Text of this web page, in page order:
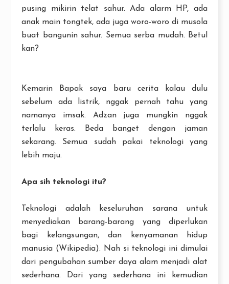
pusing mikirin telat sahur. Ada alarm HP, ada
anak main tongtek, ada juga woro-woro di musola
buat bangunin sahur. Semua serba mudah. Betul
kan?
Kemarin Bapak saya baru cerita kalau dulu
sebelum ada listrik, nggak pernah tahu yang
namanya imsak. Adzan juga mungkin nggak
terlalu keras. Beda banget dengan jaman
sekarang. Semua sudah pakai teknologi yang
lebih maju.
Apa sih teknologi itu?
Teknologi adalah keseluruhan sarana untuk
menyediakan barang-barang yang diperlukan
bagi kelangsungan, dan kenyamanan hidup
manusia (Wikipedia). Nah si teknologi ini dimulai
dari pengubahan sumber daya alam menjadi alat
sederhana. Dari yang sederhana ini kemudian